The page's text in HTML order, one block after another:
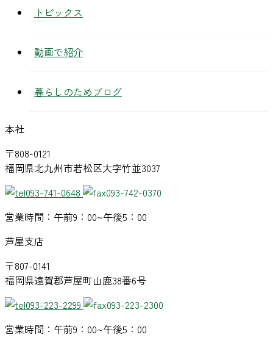
トピックス
動画で紹介
暮らしのためブログ
本社
〒808-0121
福岡県北九州市若松区大字竹並3037
093-741-0648
093-742-0370
営業時間：午前9：00~午後5：00
芦屋支店
〒807-0141
福岡県遠賀郡芦屋町山鹿38番6号
093-223-2299
093-223-2300
営業時間：午前9：00~午後5：00